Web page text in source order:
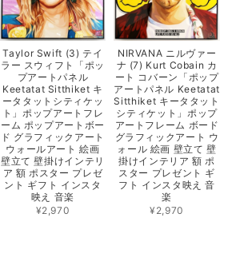
Taylor Swift (3) テイ
ラー スウィフト「ポッ
プアートパネル
Keetatat Sitthiket キ
ータタットシティケッ
ト」ポップアートフレ
ーム ポップアートボー
ド グラフィックアート
ウォールアート 絵画
壁立て 壁掛けインテリ
ア 額 ポスター プレゼ
ント ギフト インスタ
映え 音楽
¥2,970
NIRVANA ニルヴァー
ナ (7) Kurt Cobain カ
ート コバーン「ポップ
アートパネル Keetatat
Sitthiket キータタット
シティケット」ポップ
アートフレーム ボード
グラフィックアート ウ
ォール 絵画 壁立て 壁
掛けインテリア 額 ポ
スター プレゼント ギ
フト インスタ映え 音
楽
¥2,970